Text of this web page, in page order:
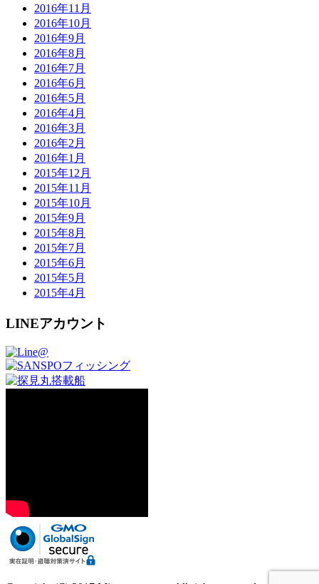
2016年11月
2016年10月
2016年9月
2016年8月
2016年7月
2016年6月
2016年5月
2016年4月
2016年3月
2016年2月
2016年1月
2015年12月
2015年11月
2015年10月
2015年9月
2015年8月
2015年7月
2015年6月
2015年5月
2015年4月
LINEアカウント